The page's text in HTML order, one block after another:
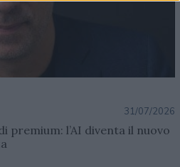
31/07/2026
premium: l’AI diventa il nuovo